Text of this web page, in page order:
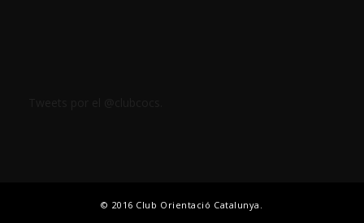
© 2016 Club Orientació Catalunya.